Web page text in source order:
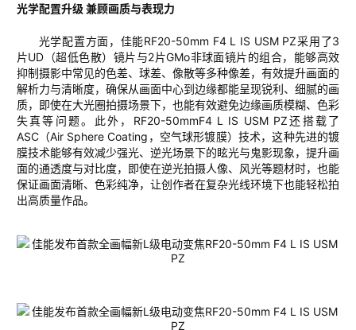
光学配置升级兼顾画质与表现力
光学配置方面， 佳能RF20-50mm F4 L IS USM PZ采用了3
片UD （超低色散）镜片与2片GMo非球面镜片的组合，能够高效
抑制摄影中常见的色差、球差、像散等多种像差，有效提升画面的
解析力与清晰度，确保从画面中心到边缘都能呈现锐利、细腻的画
质，即使在大光圈拍摄场景下，也能有效避免边缘画质模糊、色彩
失真等问题。此外， RF20-50mmF4 L IS USM PZ还搭载了
ASC（Air Sphere Coating ，空气球形镀膜）技术，这种先进的镀
膜技术能够有效减少强光、逆光场景下的眩光与鬼影现象，提升画
面的通透度与对比度，即使在逆光拍摄人像、风光等题材时，也能
保证画面清晰、色彩纯净，让创作者在复杂光线环境下也能轻松拍
出高质量作品。